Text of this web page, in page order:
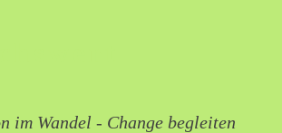
im Wandel - Change begleiten